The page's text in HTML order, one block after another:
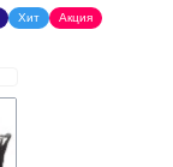
Хит Акция